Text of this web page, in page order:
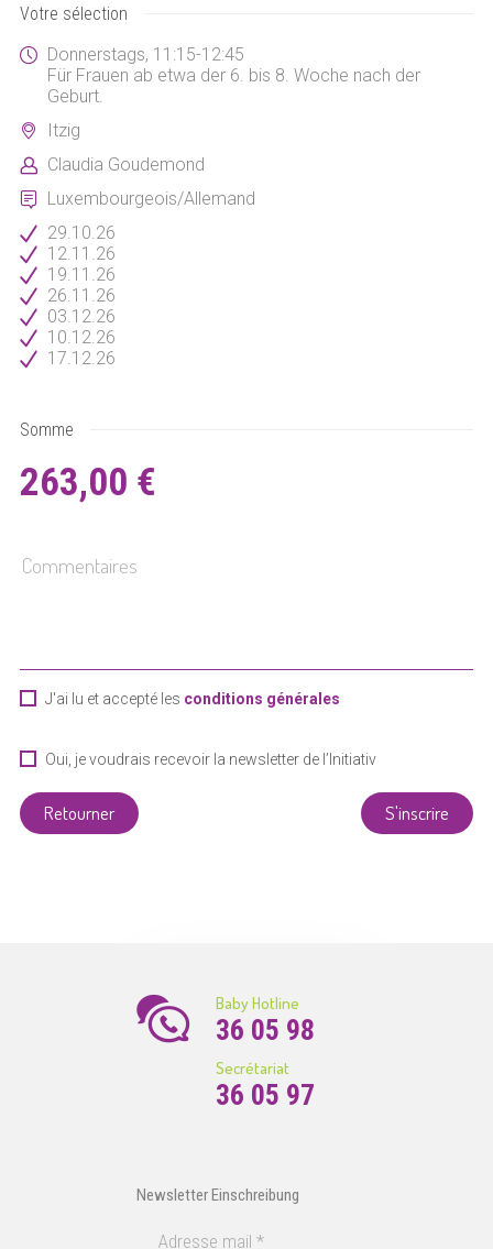
Votre sélection
Donnerstags, 11:15-12:45
Für Frauen ab etwa der 6. bis 8. Woche nach der
Geburt.
Itzig
Claudia Goudemond
Luxembourgeois/Allemand
29.10.26
12.11.26
19.11.26
26.11.26
03.12.26
10.12.26
17.12.26
Somme
263,00 €
J'ai lu et accepté les conditions générales
Oui, je voudrais recevoir la newsletter de l’Initiativ
S'inscrire
Retourner
Baby Hotline
36 05 98
Secrétariat
36 05 97
Newsletter Einschreibung